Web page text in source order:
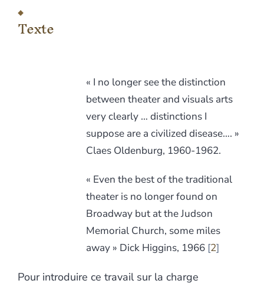
Texte
« I no longer see the distinction
between theater and visuals arts
very clearly … distinctions I
suppose are a civilized disease…. »
Claes Oldenburg, 1960-1962.
« Even the best of the traditional
theater is no longer found on
Broadway but at the Judson
Memorial Church, some miles
away » Dick Higgins, 1966 2
Pour introduire ce travail sur la charge